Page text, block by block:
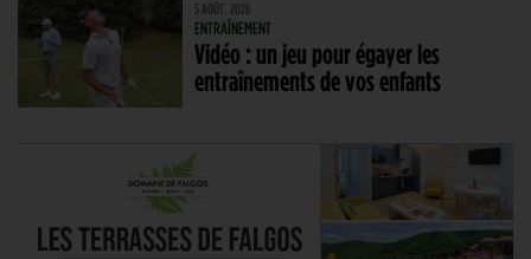
5 AOÛT. 2026
ENTRAÎNEMENT
Vidéo : un jeu pour égayer les
entraînements de vos enfants